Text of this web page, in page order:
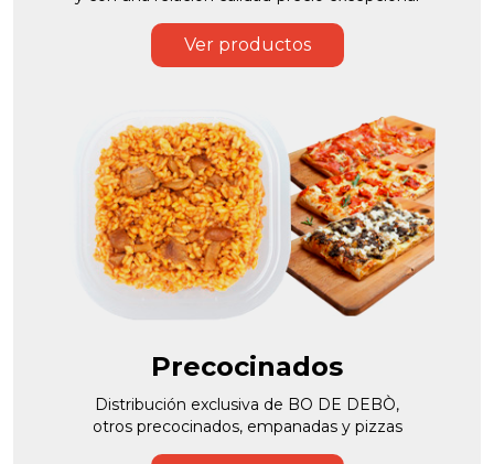
Ver productos
Precocinados
Distribución exclusiva de BO DE DEBÒ,
otros precocinados, empanadas y pizzas